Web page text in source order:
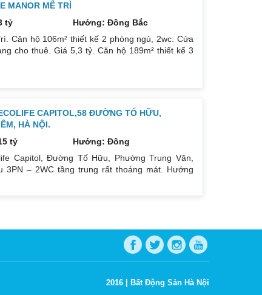
MANOR MỄ TRÌ
tỷ
Hướng: Đông Bắc
Căn hộ 106m² thiết kế 2 phòng ngủ, 2wc. Cửa
cho thuê. Giá 5,3 tỷ. Căn hộ 189m² thiết kế 3
CAPITOL,58 ĐƯỜNG TỐ HỮU,
HÀ NỘI.
tỷ
Hướng: Đông
Capitol, Đường Tố Hữu, Phường Trung Văn,
3PN – 2WC tầng trung rất thoáng mát. Hướng
2016 | Bất Động Sản Hà Nội